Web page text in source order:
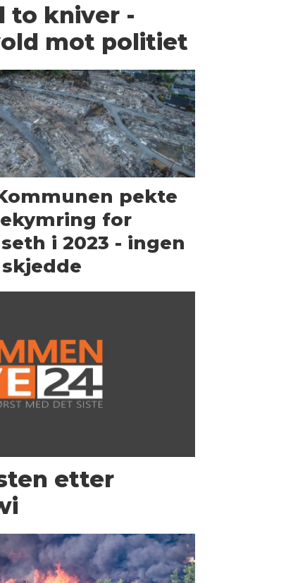
to kniver -
mot politiet
pekte
for
i 2023 - ingen
etter